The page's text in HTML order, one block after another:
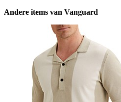
Andere items van Vanguard